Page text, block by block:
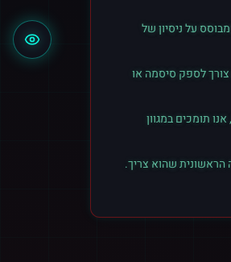
על ניסיון של
צורך לספק סיסמה או
תומכים במגוון
הראשונית שהוא צריך.